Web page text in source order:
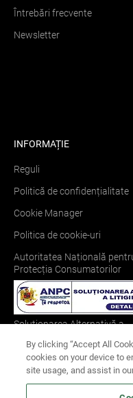
Întrebări frecvente
Newsletter
INFORMAȚIE
Reguli
Politică de confidențialitate
Cookie Manager
Politica de cookie-uri
Autoritatea Națională
Protecția Consumatorilor
Soluționarea Alternativă a
By clicking “Accept All
cookies on your device to
site usage, and assist in